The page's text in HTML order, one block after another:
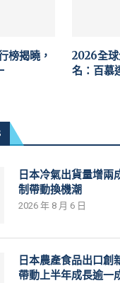
榜揭曉，
2026全
名：百慕
日本冷氣出貨量增兩
制帶動換機潮
2026 年 8 月 6 日
日本農產食品出口創
帶動上半年成長逾一